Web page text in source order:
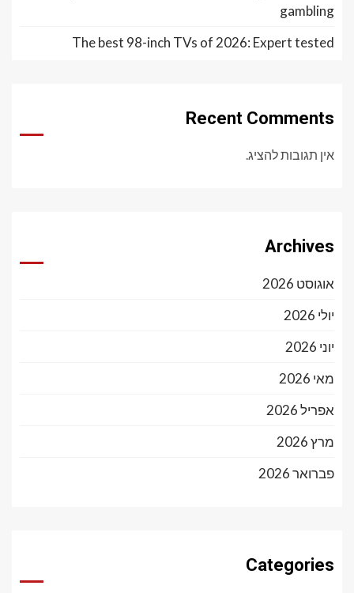
gambling
The best 98-inch TVs of 2026: Expert tested
Recent Comments
אין תגובות להציג.
Archives
אוגוסט 2026
יולי 2026
יוני 2026
מאי 2026
אפריל 2026
מרץ 2026
פברואר 2026
Categories